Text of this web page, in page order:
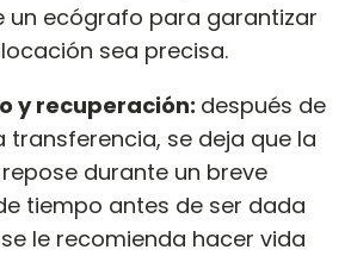
un ecógrafo para garantizar
sea precisa.
y recuperación: después de
transferencia, se deja que la
durante un breve
tiempo antes de ser dada
le recomienda hacer vida